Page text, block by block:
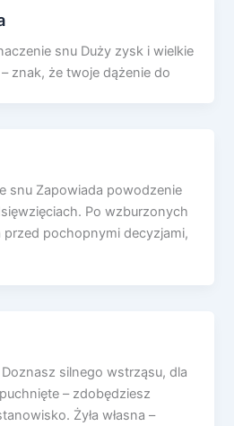
snu Duży zysk i wielkie
znak, że twoje dążenie do
snu Zapowiada powodzenie
Po wzburzonych
pochopnymi decyzjami,
Doznasz silnego wstrząsu, dla
– zdobędziesz
Żyła własna –